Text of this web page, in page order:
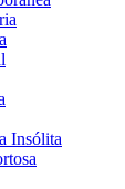
Insólita